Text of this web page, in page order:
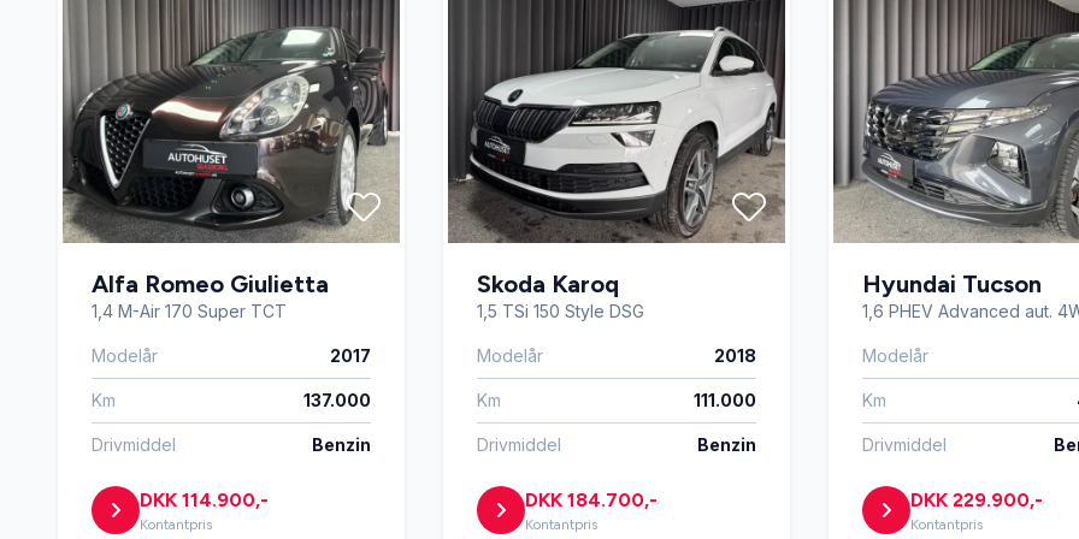
Fuldautomatisk klimaanlæg Højdejusterbare forsæder Højdejusterbart førersæde
Isofix Kørecomputer LED kørelys
Læderrat Musikstreaming via bluetooth Navigation
Tagræling Træthedsregistrering Vejbaneassistent
Alfa Romeo Giulietta
1,4 M-Air 170 Super TCT
Modelår 2017
Km 137.000
Drivmiddel Benzin
DKK 114.900,-
Kontantpris
Skoda Karoq
1,5 TSi 150 Style DSG
Modelår 2018
Km 111.000
Drivmiddel Benzin
DKK 184.700,-
Kontantpris
Hyundai Tucson
1,6 PHEV Advanced aut.
Modelår
Km
Drivmiddel
DKK 229.900,-
Kontantpris